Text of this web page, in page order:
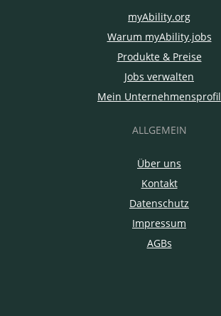
myAbility.org
Warum myAbility.jobs
Produkte & Preise
Jobs verwalten
Mein Unternehmensprofil
ALLGEMEIN
Über uns
Kontakt
Datenschutz
Impressum
AGBs